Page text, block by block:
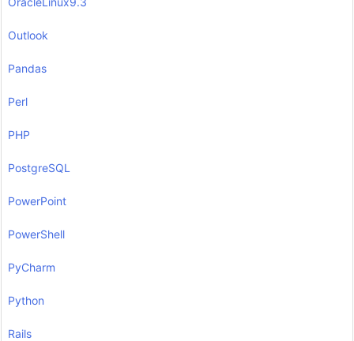
Outlook
Pandas
Perl
PHP
PostgreSQL
PowerPoint
PowerShell
PyCharm
Python
Rails